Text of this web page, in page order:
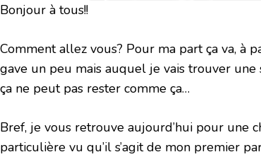
Bonjour à tous!!
Comment allez vous? Pour ma part ça va, à
gave un peu mais auquel je vais trouver
ça ne peut pas rester comme ça…
Bref, je vous retrouve aujourd’hui pour une
particulière vu qu’il s’agit de mon premier